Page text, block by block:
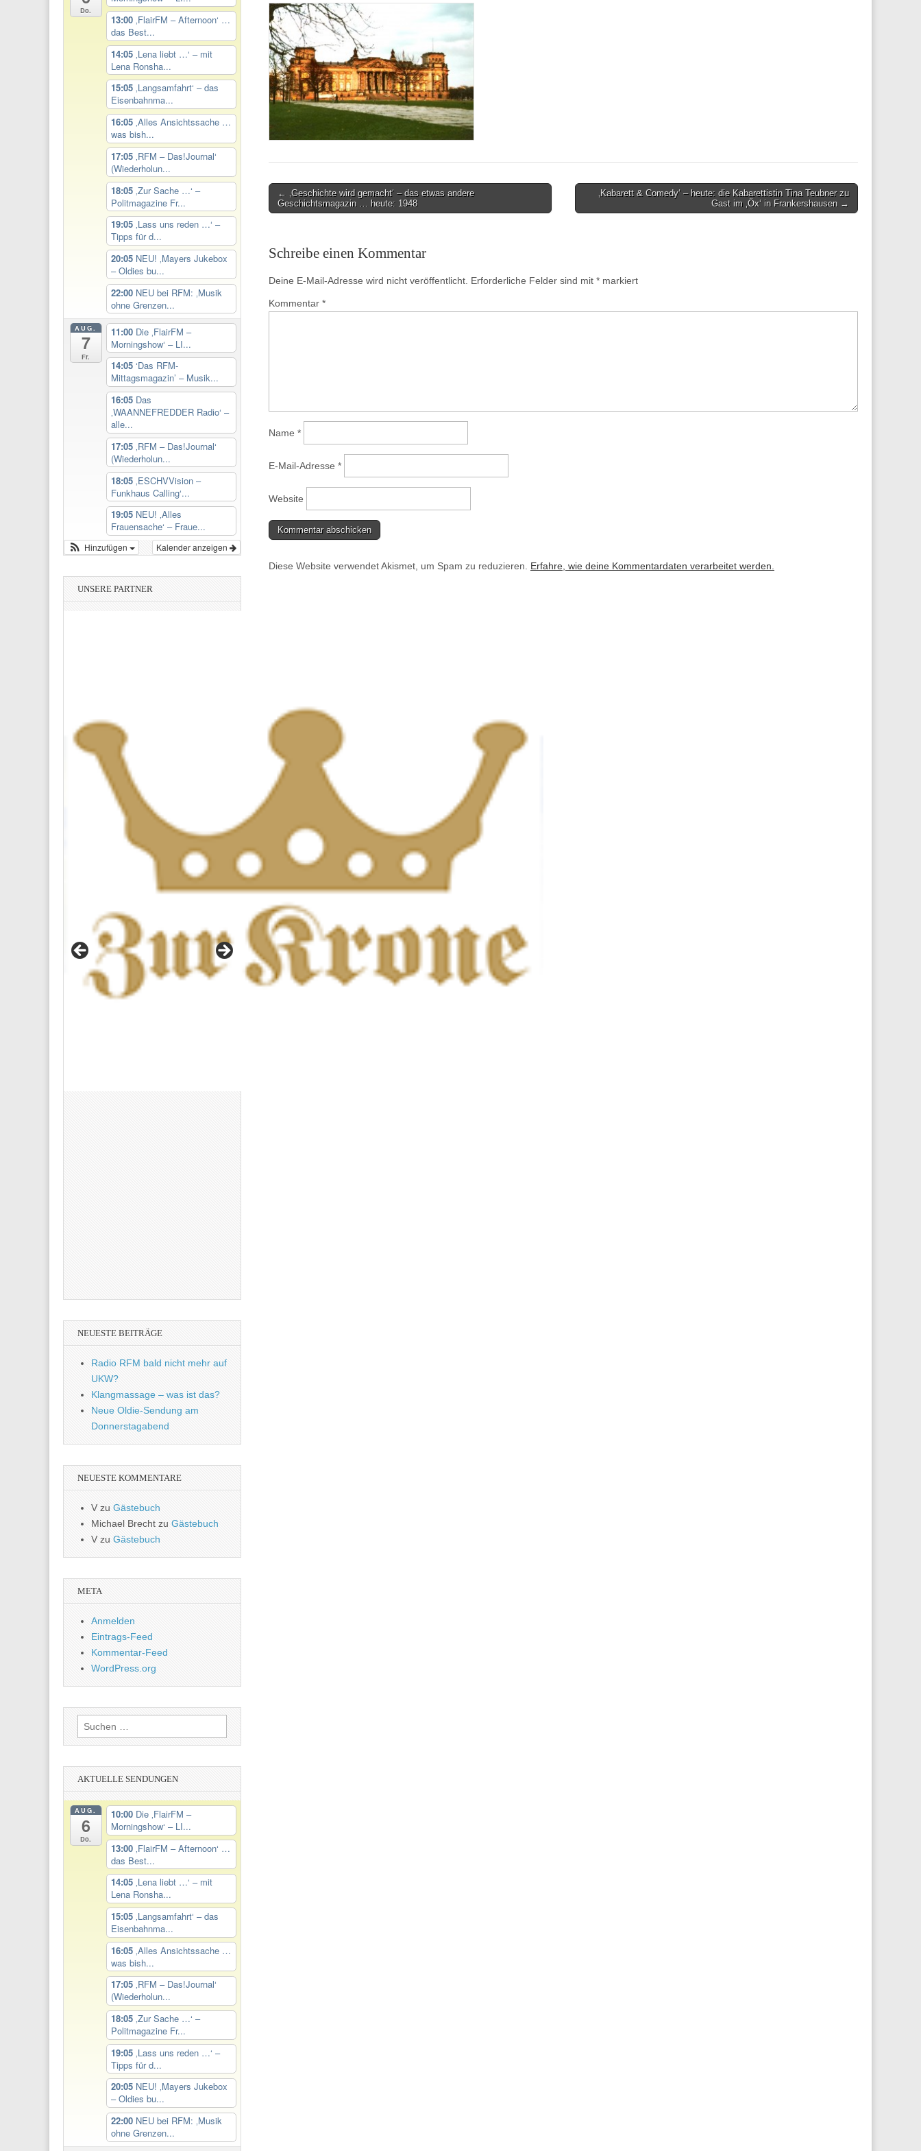
Post
navigation
← ‚Geschichte wird gemacht‘ – das etwas andere
Geschichtsmagazin … heute: 1948
‚Kabarett & Comedy‘ – heute: die Kabarettistin Tina Teubner zu
Gast im ‚Öx‘ in Frankershausen →
Schreibe einen Kommentar
Deine E-Mail-Adresse wird nicht veröffentlicht. Erforderliche Felder sind mit * markiert
Kommentar *
Name *
E-Mail-Adresse *
Website
Diese Website verwendet Akismet, um Spam zu reduzieren. Erfahre, wie deine Kommentardaten verarbeitet werden.
Do.
13:00 ‚FlairFM – Afternoon‘ …
das Best...
14:05 ‚Lena liebt …‘ – mit
Lena Ronsha...
15:05 ‚Langsamfahrt‘ – das
Eisenbahnma...
16:05 ‚Alles Ansichtssache …
was bish...
17:05 ‚RFM – Das!Journal‘
(Wiederholun...
18:05 ‚Zur Sache …‘ –
Politmagazine Fr...
19:05 ‚Lass uns reden …‘ –
Tipps für d...
20:05 NEU! ‚Mayers Jukebox
– Oldies bu...
22:00 NEU bei RFM: ‚Musik
ohne Grenzen...
AUG.
7
Fr.
11:00 Die ‚FlairFM –
Morningshow‘ – LI...
14:05 ‘Das RFM-
Mittagsmagazin’ – Musik...
16:05 Das
‚WAANNEFREDDER Radio‘ –
alle...
17:05 ‚RFM – Das!Journal‘
(Wiederholun...
18:05 ‚ESCHVVision –
Funkhaus Calling‘...
19:05 NEU! ‚Alles
Frauensache‘ – Fraue...
Kalender anzeigen
Hinzufügen
UNSERE PARTNER
NEUESTE BEITRÄGE
Radio RFM bald nicht mehr auf
UKW?
Klangmassage – was ist das?
Neue Oldie-Sendung am
Donnerstagabend
NEUESTE KOMMENTARE
V zu Gästebuch
Michael Brecht zu Gästebuch
Vzu Gästebuch
META
Anmelden
Eintrags-Feed
Kommentar-Feed
WordPress.org
Suchen
nach:
AKTUELLE SENDUNGEN
AUG.
6
Do.
10:00 Die ‚FlairFM –
Morningshow‘ – LI...
13:00 ‚FlairFM – Afternoon‘ …
das Best...
14:05 ‚Lena liebt …‘ – mit
Lena Ronsha...
15:05 ‚Langsamfahrt‘ – das
Eisenbahnma...
16:05 ‚Alles Ansichtssache …
was bish...
17:05 ‚RFM – Das!Journal‘
(Wiederholun...
18:05 ‚Zur Sache …‘ –
Politmagazine Fr...
19:05 ‚Lass uns reden …‘ –
Tipps für d...
20:05 NEU! ‚Mayers Jukebox
– Oldies bu...
22:00 NEU bei RFM: ‚Musik
ohne Grenzen...